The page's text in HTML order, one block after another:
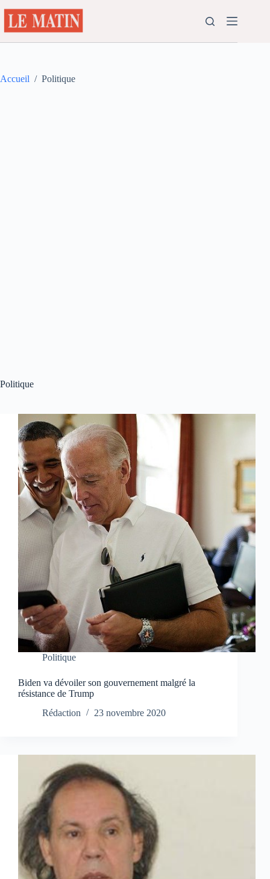
au
contenu
Accueil / Politique
Politique
Politique
Biden va dévoiler son gouvernement malgré la
résistance de Trump
Rédaction
23 novembre 2020